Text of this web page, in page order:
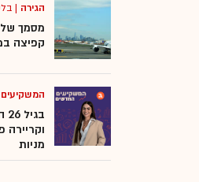
הגירה |
מסמך
קפיצה
מניות